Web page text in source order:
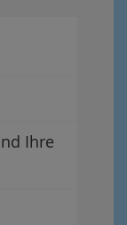
Ihre